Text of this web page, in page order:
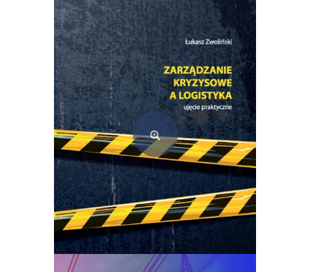
Wprowadzenie do multimediów. Teoria i praktyka
69,00 zł
Dodaj do koszyka